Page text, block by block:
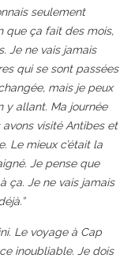
seulement
que ça fait des mois,
Je ne vais jamais
qui se sont passées
mais je peux
y allant. Ma journée
visité Antibes et
Le mieux c’était la
Je pense que
ça. Je ne vais jamais
Le voyage à Cap
inoubliable. Je dois